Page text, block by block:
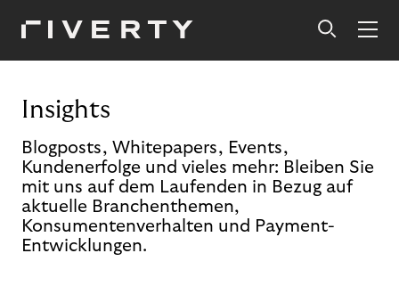
Insights
Blogposts, Whitepapers, Events,
Kundenerfolge und vieles mehr: Bleiben Sie
mit uns auf dem Laufenden in Bezug auf
aktuelle Branchenthemen,
Konsumentenverhalten und Payment-
Entwicklungen.